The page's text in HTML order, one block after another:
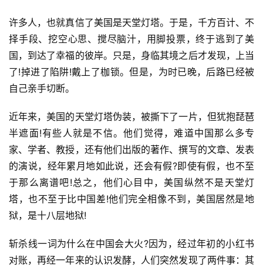
许多人，也就真信了美国是天堂灯塔。于是，千方百计、不
择手段、挖空心思、搅尽脑汁，用脚投票，终于逃到了美
国，到达了幸福的彼岸。只是，身临其境之后才发现，上当
了!掉进了陷阱!戴上了枷锁。但是，为时已晚，后路已经被
自己亲手切断。
近年来，美国的天堂灯塔伪装，被撕下了一片，但犹抱琵琶
半遮面!有些人就是不信。他们觉得，难道中国那么多专
家、学者、教授，还有他们出版的著作、撰写的文章、发表
的演说，经年累月地如此说，还会有假?即使有假，也不至
于那么离谱吧!总之，他们心目中，美国纵然不是天堂灯
塔，也不至于比中国差!他们完全相像不到，美国居然是地
狱，是十八层地狱!
斩杀线一词为什么在中国会大火?因为，经过年初的小红书
对账，再经一年来的认识发酵，人们突然发现了两件事：其